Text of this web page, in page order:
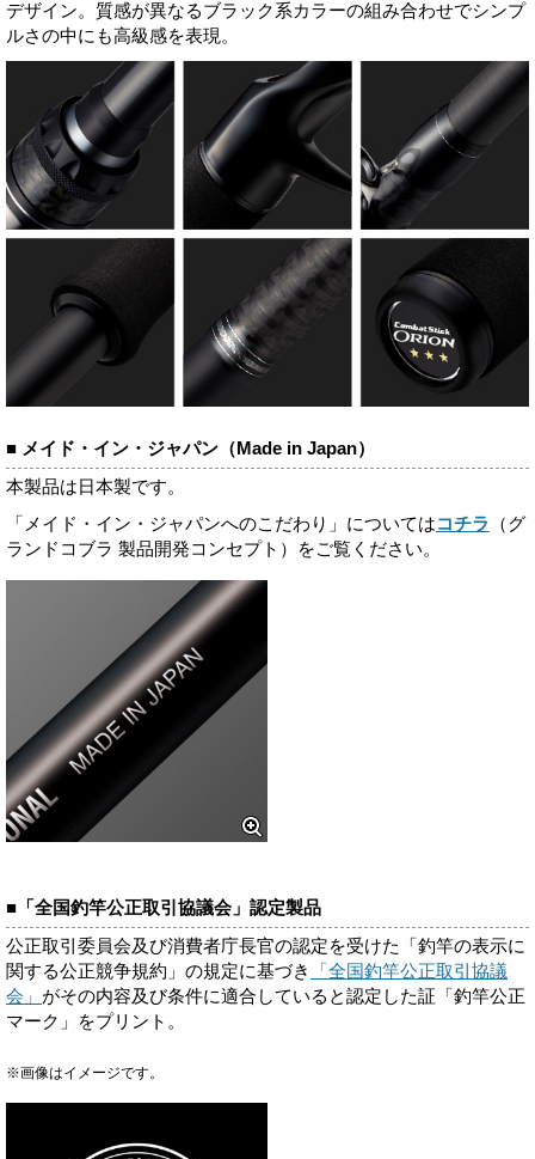
デザイン。質感が異なるブラック系カラーの組み合わせでシンプ
ルさの中にも高級感を表現。
■ メイド・イン・ジャパン（Made in Japan）
本製品は日本製です。
「メイド・イン・ジャパンへのこだわり」についてはコチラ
（グ
ランドコブラ 製品開発コンセプト）をご覧ください。
■「全国釣竿公正取引協議会」認定製品
公正取引委員会及び消費者庁長官の認定を受けた「釣竿の表示に
関する公正競争規約」の規定に基づき
「全国釣竿公正取引協議
会」 がその内容及び条件に適合していると認定した証「釣竿公正
マーク」をプリント。
※画像はイメージです。